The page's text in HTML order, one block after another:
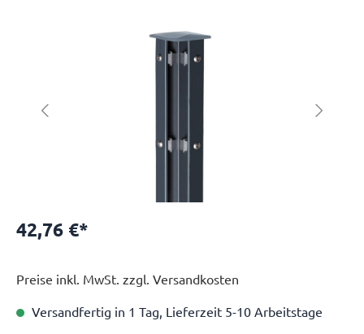
42,76 €*
Preise inkl. MwSt. zzgl. Versandkosten
Versandfertig in 1 Tag, Lieferzeit 5-10 Arbeitstage